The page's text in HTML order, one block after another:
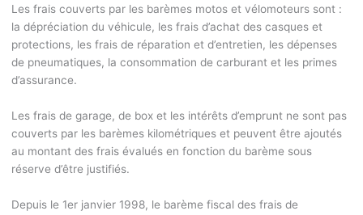
Les frais couverts par les barèmes motos et vélomoteurs sont :
la dépréciation du véhicule, les frais d’achat des casques et
protections, les frais de réparation et d’entretien, les dépenses
de pneumatiques, la consommation de carburant et les primes
d’assurance.
Les frais de garage, de box et les intérêts d’emprunt ne sont pas
couverts par les barèmes kilométriques et peuvent être ajoutés
au montant des frais évalués en fonction du barème sous
réserve d’être justifiés.
Depuis le 1erjanvier 1998, le barème fiscal des frais de